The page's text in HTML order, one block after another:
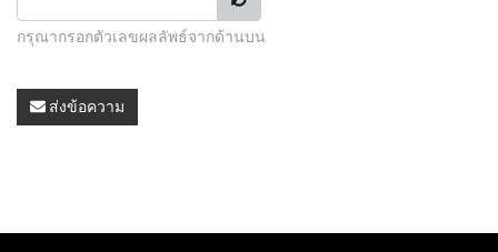
กรุณากรอกตัวเลขผลลัพธ์จากด้านบน
ส่งข้อความ